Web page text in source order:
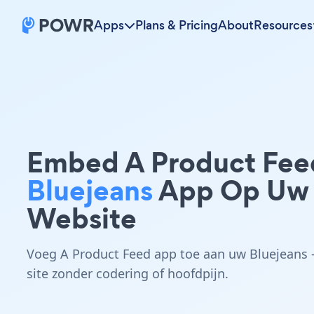
Apps Plans & PricingAboutResources
Embed A Product
BluejeansApp Op Uw
Website
Voeg A Product Feed app toe aan uw Bluejeans
site zonder codering of hoofdpijn.